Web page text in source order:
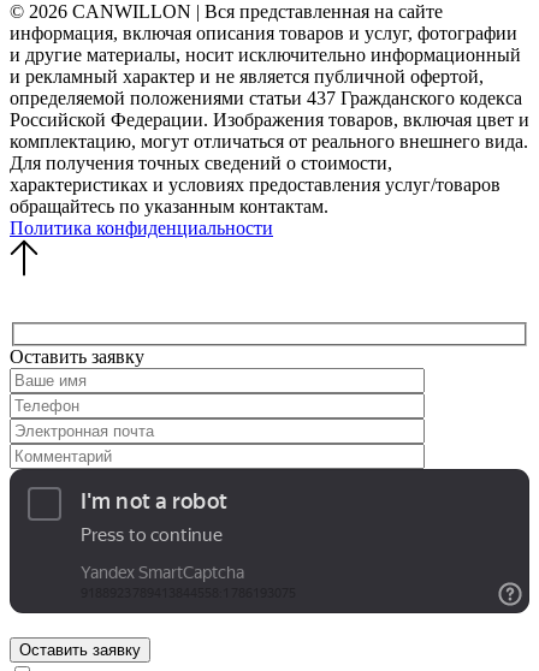
© 2026 CANWILLON | Вся представленная на сайте
информация, включая описания товаров и услуг, фотографии
и другие материалы, носит исключительно информационный
и рекламный характер и не является публичной офертой,
определяемой положениями статьи 437 Гражданского кодекса
Российской Федерации. Изображения товаров, включая цвет и
комплектацию, могут отличаться от реального внешнего вида.
Для получения точных сведений о стоимости,
характеристиках и условиях предоставления услуг/товаров
обращайтесь по указанным контактам.
Политика конфиденциальности
Оставить заявку